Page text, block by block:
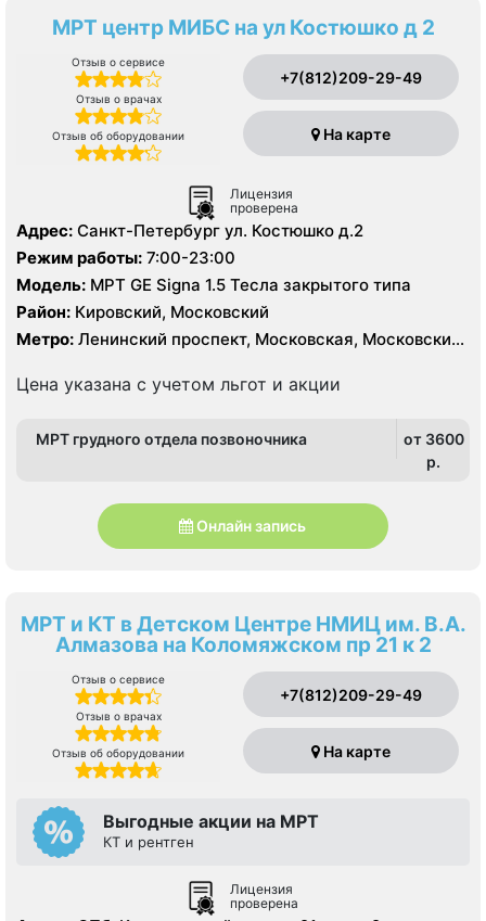
МРТ центр МИБС на ул Костюшко д 2
Отзыв о сервисе
Отзыв о врачах
Отзыв об оборудовании
+7(812)209-29-49
На карте
Лицензия
проверена
Адрес: Санкт-Петербург ул. Костюшко д.2
Режим работы: 7:00-23:00
Модель: МРТ GE Signa 1.5 Тесла закрытого типа
Район: Кировский, Московский
Метро: Ленинский проспект, Московская, Московские
Цена указана с учетом льгот и акции
МРТ грудного отдела позвоночника
от 3600
p.
Онлайн запись
МРТ и КТ в Детском Центре НМИЦ им. В.А.
Алмазова на Коломяжском пр 21 к 2
Отзыв о сервисе
Отзыв о врачах
Отзыв об оборудовании
+7(812)209-29-49
На карте
Выгодные акции на МРТ
КТ и рентген
Лицензия
проверена